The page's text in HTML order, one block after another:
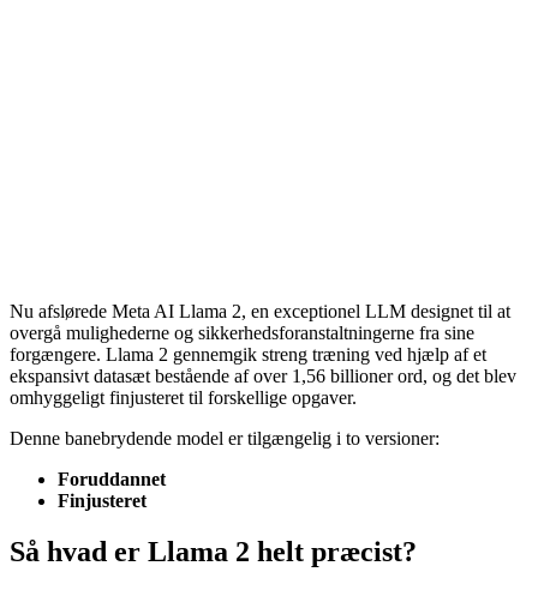
Nu afslørede Meta AI Llama 2, en exceptionel LLM designet til at
overgå mulighederne og sikkerhedsforanstaltningerne fra sine
forgængere. Llama 2 gennemgik streng træning ved hjælp af et
ekspansivt datasæt bestående af over 1,56 billioner ord, og det blev
omhyggeligt finjusteret til forskellige opgaver.
Denne banebrydende model er tilgængelig i to versioner:
Foruddannet
Finjusteret
Så hvad er Llama 2 helt præcist?